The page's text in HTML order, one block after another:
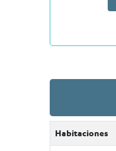
Habitaciones